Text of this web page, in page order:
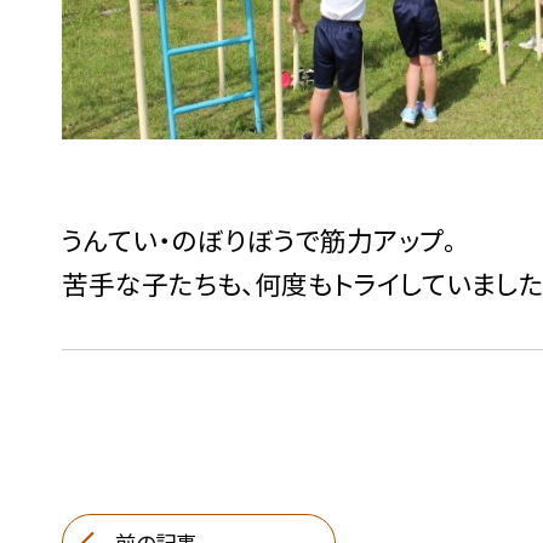
うんてい・のぼりぼうで筋力アップ。
苦手な子たちも、何度もトライしていました